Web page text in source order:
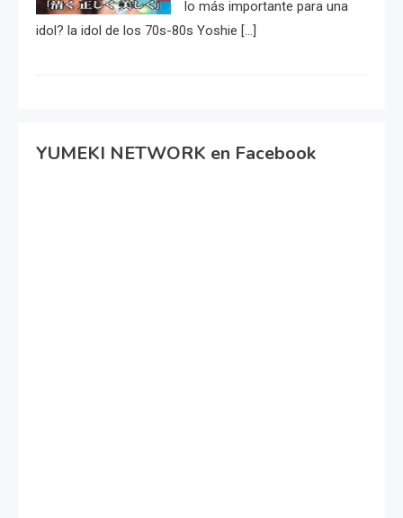
lo más importante para una
idol? la idol de los 70s-80s Yoshie […]
YUMEKI NETWORK en Facebook